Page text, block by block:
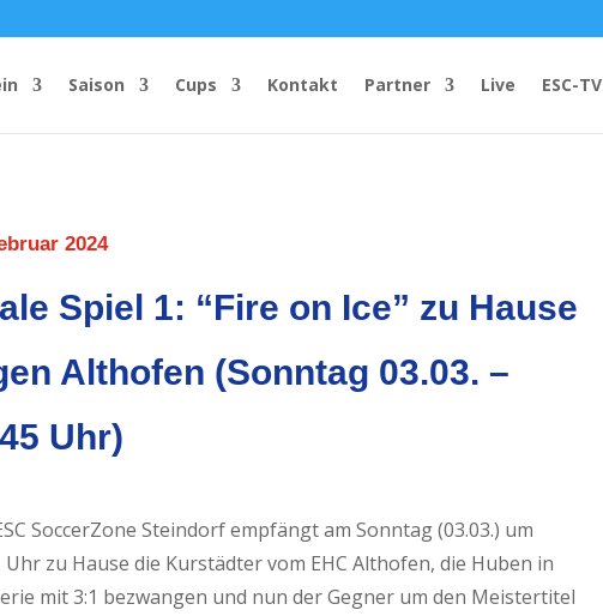
Saison Cups Kontakt Partner Live ESC-TV
2024
Spiel 1: “Fire on Ice” zu Hause
Althofen (Sonntag 03.03. –
Uhr)
SoccerZone Steindorf empfängt am Sonntag (03.03.) um
Uhr zu Hause die Kurstädter vom EHC Althofen, die Huben in
mit 3:1 bezwangen und nun der Gegner um den Meistertitel